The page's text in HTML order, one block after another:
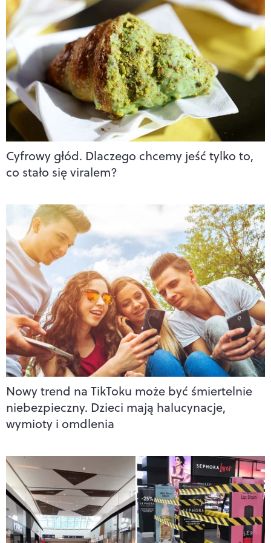
Cyfrowy głód. Dlaczego chcemy jeść tylko to,
co stało się viralem?
Nowy trend na TikToku może być śmiertelnie
niebezpieczny. Dzieci mają halucynacje,
wymioty i omdlenia